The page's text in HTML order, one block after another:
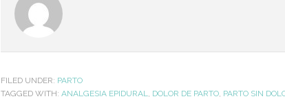
FILED UNDER: PARTO
TAGGED WITH: ANALGESIA EPIDURAL, DOLOR DE PARTO, PARTO SIN